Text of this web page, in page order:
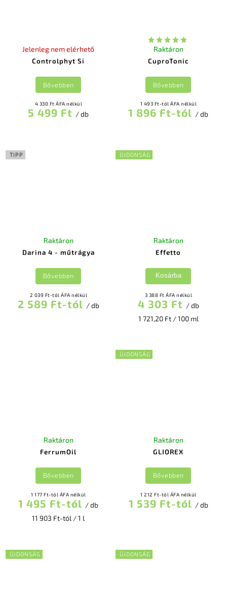
Controlphyt Si
Jelenleg nem elérhető
4 330 Ft ÁFA nélkül
5 499 Ft / db
Bővebben
CuproTonic
Raktáron
1 493 Ft-tól ÁFA nélkül
1 896 Ft-tól / db
Bővebben
TIPP
Darina 4 - műtrágya
Raktáron
2 039 Ft-tól ÁFA nélkül
2 589 Ft-tól / db
Bővebben
ÚJDONSÁG
Effetto
Raktáron
3 388 Ft ÁFA nélkül
4 303 Ft / db
1 721,20 Ft / 100 ml
Kosárba
FerrumOil
Raktáron
1 177 Ft-tól ÁFA nélkül
1 495 Ft-tól / db
11 903 Ft-tól / 1 l
Bővebben
ÚJDONSÁG
GLIOREX
Raktáron
1 212 Ft-tól ÁFA nélkül
1 539 Ft-tól / db
Bővebben
ÚJDONSÁG ÚJDONSÁG